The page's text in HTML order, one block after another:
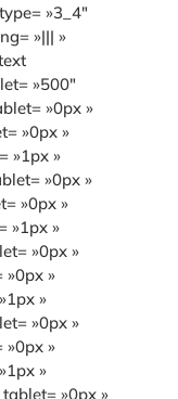
»3_4″
»||| »
»500″
»0px »
»0px »
»1px »
»0px »
»0px »
»1px »
»0px »
»0px »
»
»0px »
»0px »
»
»0px »